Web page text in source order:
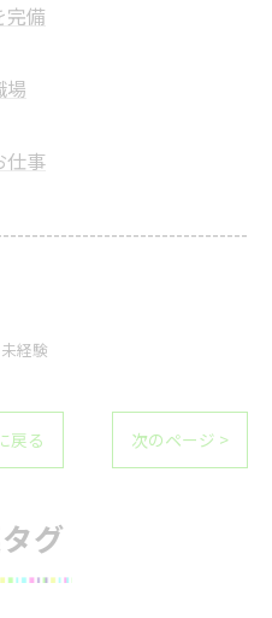
完備
場
仕事
未経験
戻る 次のページ >
グ